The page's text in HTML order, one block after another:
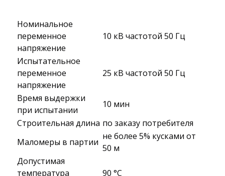
Номинальное
переменное
напряжение
10 кВ частотой 50 Гц
Испытательное
переменное
напряжение
25 кВ частотой 50 Гц
Время выдержки
при испытании
10 мин
Строительная длина по заказу потребителя
Маломеры в партии
не более 5% кусками от
50 м
Допустимая
температура
90 °C